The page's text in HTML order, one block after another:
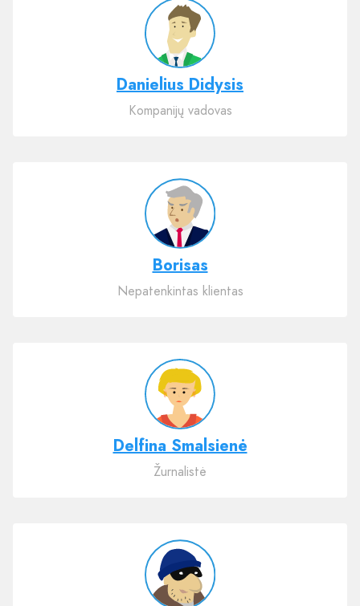
Danielius Didysis
Kompanijų vadovas
Borisas
Nepatenkintas klientas
Delfina Smalsienė
Žurnalistė